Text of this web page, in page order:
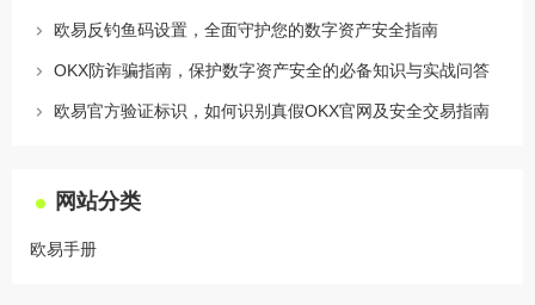
欧易反钓鱼码设置，全面守护您的数字资产安全指南
OKX防诈骗指南，保护数字资产安全的必备知识与实战问答
欧易官方验证标识，如何识别真假OKX官网及安全交易指南
网站分类
欧易手册